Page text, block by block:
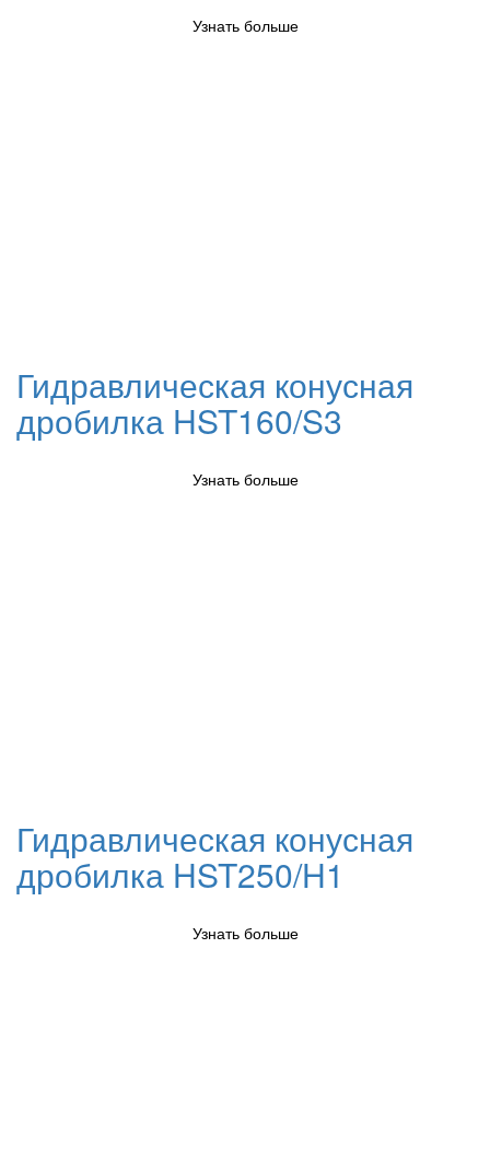
Узнать больше
Гидравлическая конусная
дробилка HST160/S3
Узнать больше
Гидравлическая конусная
дробилка HST250/H1
Узнать больше